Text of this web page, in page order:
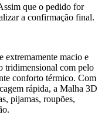
que o pedido for
a confirmação final.
macio e
tridimensional com pelo
conforto térmico. Com
rápida, a Malha 3D
pijamas, roupões,